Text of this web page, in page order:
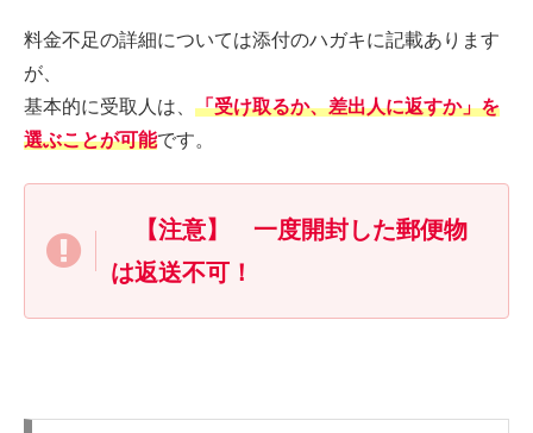
料金不足の詳細については添付のハガキに記載あります
が、
基本的に受取人は、 「受け取るか、差出人に返すか」を
選ぶことが可能です。
【注意】 一度開封した郵便物
は返送不可！